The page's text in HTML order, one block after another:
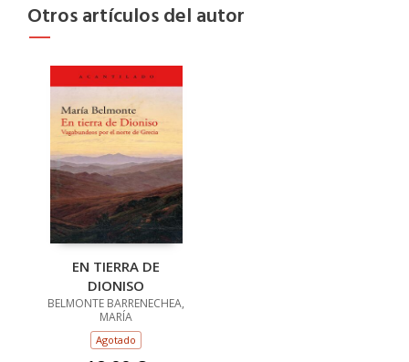
Otros artículos del autor
EN TIERRA DE
DIONISO
BELMONTE BARRENECHEA,
MARÍA
Agotado